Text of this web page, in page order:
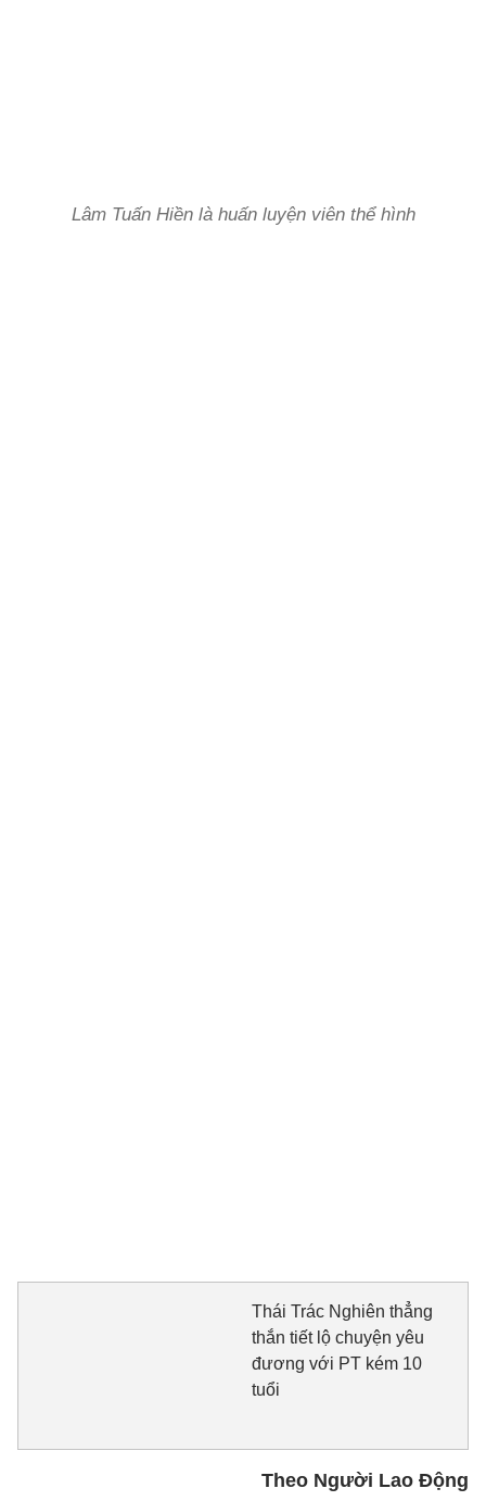
Lâm Tuấn Hiền là huấn luyện viên thể hình
Thái Trác Nghiên thẳng
thắn tiết lộ chuyện yêu
đương với PT kém 10
tuổi
Theo Người Lao Động